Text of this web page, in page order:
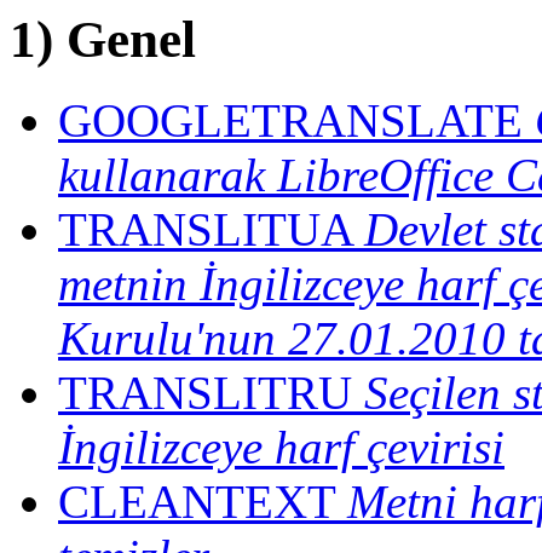
1) Genel
GOOGLETRANSLATE
kullanarak LibreOffice
TRANSLITUA Devlet
metnin İngilizceye harf
Kurulu'nun 27.01.2010
TRANSLITRU Seçilen
İngilizceye harf çevirisi
CLEANTEXT Metni